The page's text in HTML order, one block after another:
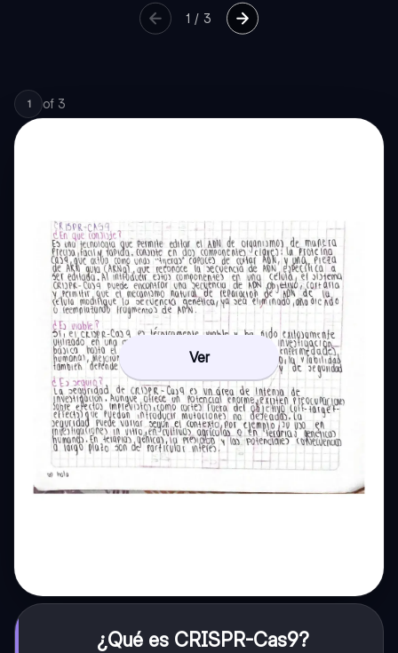
1 / 3
1 of 3
Ver
¿Qué es CRISPR-Cas9?